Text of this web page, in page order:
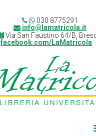
030 8775291
info@lamatricola.it
Via San Faustino 64/B,
facebook.com/LaMatricola